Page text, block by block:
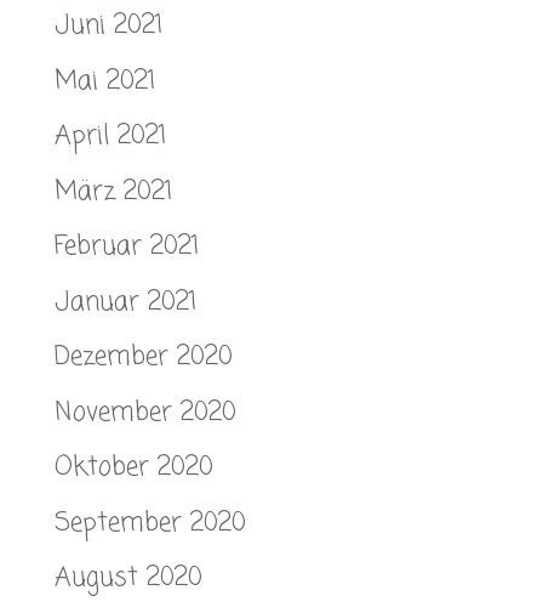
Juni 2021
Mai 2021
April 2021
März 2021
Februar 2021
Januar 2021
Dezember 2020
November 2020
Oktober 2020
September 2020
August 2020